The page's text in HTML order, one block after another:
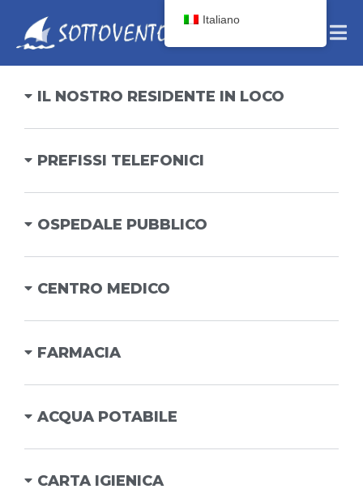
IL NOSTRO RESIDENTE IN LOCO
PREFISSI TELEFONICI
OSPEDALE PUBBLICO
CENTRO MEDICO
FARMACIA
ACQUA POTABILE
CARTA IGIENICA
Italiano